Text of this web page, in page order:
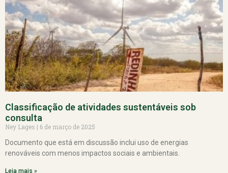
Classificação de atividades sustentáveis sob
consulta
Ney Lages
6 de março de 2025
Documento que está em discussão inclui uso de energias
renováveis com menos impactos sociais e ambientais.
Leia mais »